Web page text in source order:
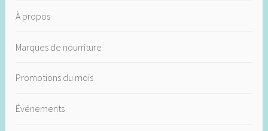
À propos
Marques de nourriture
Promotions du mois
Événements